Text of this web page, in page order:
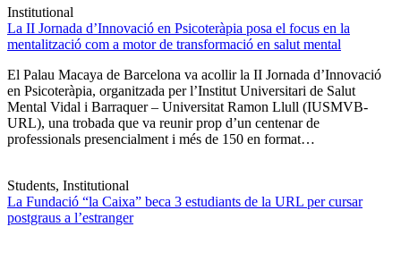
Institutional
La II Jornada d’Innovació en Psicoteràpia posa el focus en la
mentalització com a motor de transformació en salut mental
El Palau Macaya de Barcelona va acollir la II Jornada d’Innovació
en Psicoteràpia, organitzada per l’Institut Universitari de Salut
Mental Vidal i Barraquer – Universitat Ramon Llull (IUSMVB-
URL), una trobada que va reunir prop d’un centenar de
professionals presencialment i més de 150 en format…
Students, Institutional
La Fundació “la Caixa” beca 3 estudiants de la URL per cursar
postgraus a l’estranger